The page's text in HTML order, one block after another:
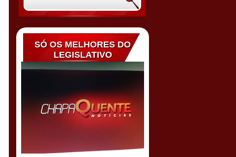
SÓ OS MELHORES DO
LEGISLATIVO